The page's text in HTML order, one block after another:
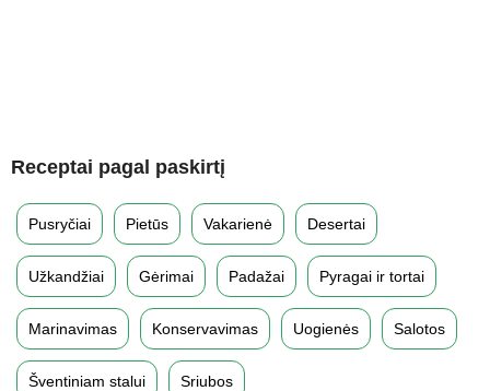
Receptai pagal paskirtį
Pusryčiai Pietūs Vakarienė Desertai
Užkandžiai Gėrimai Padažai Pyragai ir tortai
Marinavimas Konservavimas Uogienės Salotos
Šventiniam stalui Sriubos